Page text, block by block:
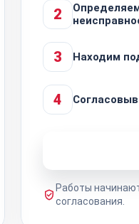
2
3 Находим
4
Работы
согласования.